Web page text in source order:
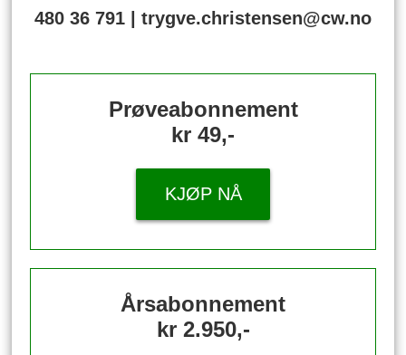
480 36 791 | trygve.christensen@cw.no
Prøveabonnement
kr 49,-
KJØP NÅ
Årsabonnement
kr 2.950,-